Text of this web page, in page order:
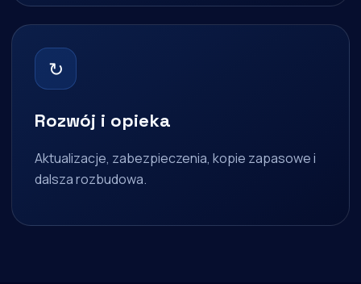
↻
Rozwój i opieka
Aktualizacje, zabezpieczenia, kopie zapasowe i
dalsza rozbudowa.